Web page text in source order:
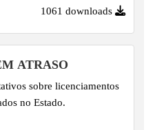
1061 downloads
ATRASO
sobre licenciamentos
no Estado.